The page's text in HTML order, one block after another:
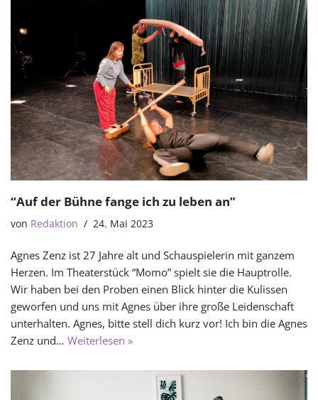
“Auf der Bühne fange ich zu leben an”
von Redaktion 24. Mai 2023
Agnes Zenz ist 27 Jahre alt und Schauspielerin mit ganzem
Herzen. Im Theaterstück “Momo” spielt sie die Hauptrolle.
Wir haben bei den Proben einen Blick hinter die Kulissen
geworfen und uns mit Agnes über ihre große Leidenschaft
unterhalten. Agnes, bitte stell dich kurz vor! Ich bin die Agnes
Zenz und… Weiterlesen »